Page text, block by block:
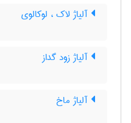
آلیاژ لاک ، لوکالوی
آلیاژ زود گداز
آلیاژ ماخ